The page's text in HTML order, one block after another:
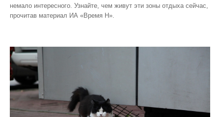
немало интересного. Узнайте, чем живут эти зоны отдыха сейчас,
прочитав материал ИА «Время Н».